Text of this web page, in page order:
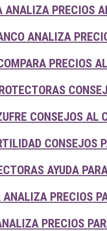
PRECIOS
ANALIZA
PRECIOS
CONSEJOS AL
CONSEJOS
AYUDA
PRECIOS
PRECIOS